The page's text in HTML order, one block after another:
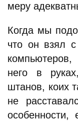
меру
Когда мы
что он взял с
него в
штанов, коих
не